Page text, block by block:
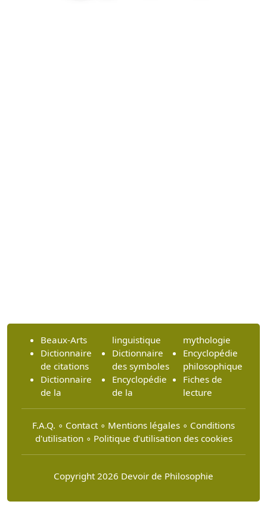
Beaux-Arts
Dictionnaire
de citations
Dictionnaire
de la
linguistique
Dictionnaire
des symboles
Encyclopédie
de la
mythologie
Encyclopédie
philosophique
Fiches de
lecture
F.A.Q. ∘ Contact∘ Mentions légales ∘ Conditions
d'utilisation∘ Politique d’utilisation des cookies
Copyright 2026 Devoir de Philosophie